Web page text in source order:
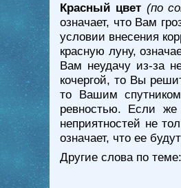
Красный цвет (по
означает, что Вам
условии внесения
красную луну,
Вам неудачу из-за
кочергой, то Вы
то Вашим
ревностью. Если
неприятностей не
означает, что ее
Другие слова по теме: